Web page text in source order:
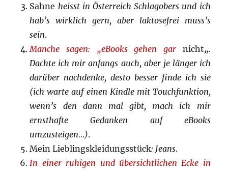
Sahne heisst in Österreich Schlagobers und ich
hab’s wirklich gern, aber laktosefrei muss’s
sein.
Manche sagen: „eBooks gehen garnicht„.
Dachte ich mir anfangs auch, aber je länger ich
darüber nachdenke, desto besser finde ich sie
(ich warte auf einen Kindle mit Touchfunktion,
wenn’s den dann mal gibt, mach ich mir
ernsthafte Gedanken auf eBooks
umzusteigen…).
Mein Lieblingskleidungsstück: Jeans.
In einer ruhigen und übersichtlichen Ecke in